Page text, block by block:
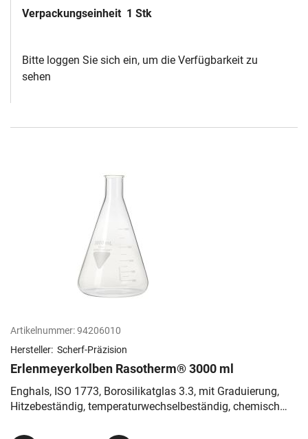
Verpackungseinheit 1 Stk
Bitte loggen Sie sich ein, um die Verfügbarkeit zu
sehen
Artikelnummer:94206010
Hersteller: Scherf-Präzision
Erlenmeyerkolben Rasotherm® 3000 ml
Enghals, ISO 1773, Borosilikatglas 3.3, mit Graduierung,
Hitzebeständig, temperaturwechselbeständig, chemisch